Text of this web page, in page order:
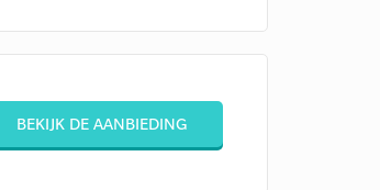
BEKIJK DE AANBIEDING